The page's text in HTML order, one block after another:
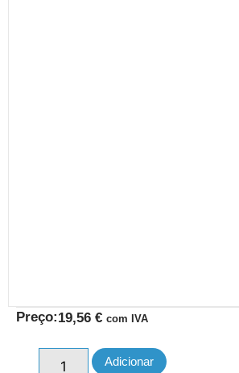
Preço:19,56 € com IVA
Adicionar